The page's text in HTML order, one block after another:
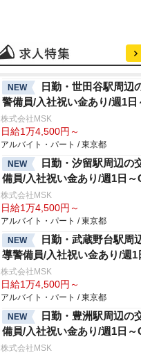
NEW
日勤・世田谷駅周辺
警備員/入社祝い金あり/週1日
株式会社MSK
日給1万4,500円～
アルバイト・パート / 東京都
NEW
日勤・汐留駅周辺の
備員/入社祝い金あり/週1日～
株式会社MSK
日給1万4,500円～
アルバイト・パート / 東京都
NEW
日勤・武蔵野台駅周
導警備員/入社祝い金あり/週1
株式会社MSK
日給1万4,500円～
アルバイト・パート / 東京都
NEW
日勤・豊洲駅周辺の
備員/入社祝い金あり/週1日～
株式会社MSK